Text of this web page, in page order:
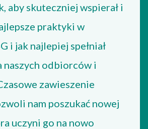
aby skuteczniej wspierał i
praktyki w
i jak najlepiej spełniał
naszych odbiorców i
zawieszenie
nam poszukać nowej
uczyni go na nowo